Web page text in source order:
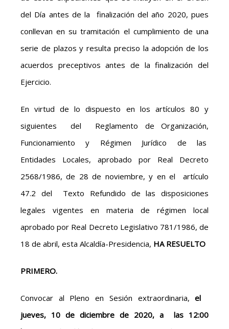
del Día antes de la finalización del año 2020, pues
conllevan en su tramitación el cumplimiento de una
serie de plazos y resulta preciso la adopción de los
acuerdos preceptivos antes de la finalización del
Ejercicio.
En virtud de lo dispuesto en los artículos 80 y
siguientes del Reglamento de Organización,
Funcionamiento y Régimen Jurídico de las
Entidades Locales, aprobado por Real Decreto
2568/1986, de 28 de noviembre, y en el artículo
47.2 del Texto Refundido de las disposiciones
legales vigentes en materia de régimen local
aprobado por Real Decreto Legislativo 781/1986, de
18 de abril, esta Alcaldía-Presidencia, HA RESUELTO
PRIMERO.
Convocar al Pleno en Sesión extraordinaria,el
jueves, 10 de diciembre de 2020, a las 12:00